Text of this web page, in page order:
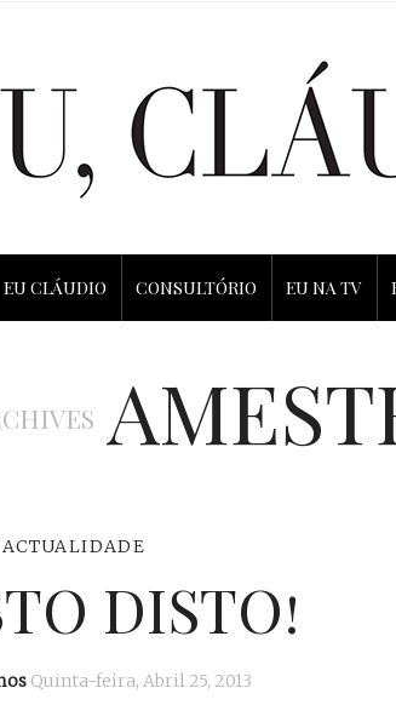
EU CLÁUDIO CONSULTÓRIO EU NA TV
ACTUALIDADE
DISTO!
Quinta-feira, Abril 25, 2013